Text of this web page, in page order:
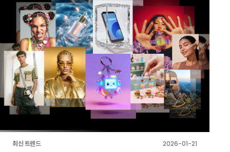
최신 트렌드 2026-01-21